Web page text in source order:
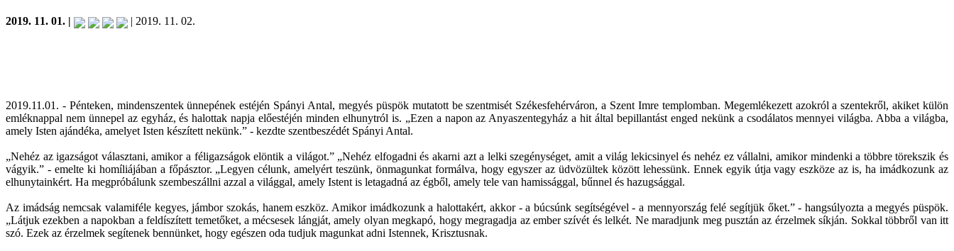
2019. 11. 01. | | 2019. 11. 02.
2019.11.01. - Pénteken, mindenszentek ünnepének estéjén Spányi Antal, megyés püspök mutatott be szentmisét Székesfehérváron, a Szent Imre templomban. Megemlékezett azokról a szentekről, akiket külön
emléknappal nem ünnepel az egyház, és halottak napja előestéjén minden elhunytról is. „Ezen a napon az Anyaszentegyház a hit által bepillantást enged nekünk a csodálatos mennyei világba. Abba a világba,
amely Isten ajándéka, amelyet Isten készített nekünk.” - kezdte szentbeszédét Spányi Antal.
„Nehéz az igazságot választani, amikor a féligazságok elöntik a világot.” „Nehéz elfogadni és akarni azt a lelki szegénységet, amit a világ lekicsinyel és nehéz ez vállalni, amikor mindenki a többre törekszik és
vágyik.” - emelte ki homíliájában a főpásztor. „Legyen célunk, amelyért teszünk, önmagunkat formálva, hogy egyszer az üdvözültek között lehessünk. Ennek egyik útja vagy eszköze az is, ha imádkozunk az
elhunytainkért. Ha megpróbálunk szembeszállni azzal a világgal, amely Istent is letagadná az égből, amely tele van hamissággal, bűnnel és hazugsággal.
Az imádság nemcsak valamiféle kegyes, jámbor szokás, hanem eszköz. Amikor imádkozunk a halottakért, akkor - a búcsúnk segítségével - a mennyország felé segítjük őket.” - hangsúlyozta a megyés püspök.
„Látjuk ezekben a napokban a feldíszített temetőket, a mécsesek lángját, amely olyan megkapó, hogy megragadja az ember szívét és lelkét. Ne maradjunk meg pusztán az érzelmek síkján. Sokkal többről van itt
szó. Ezek az érzelmek segítenek bennünket, hogy egészen oda tudjuk magunkat adni Istennek, Krisztusnak.